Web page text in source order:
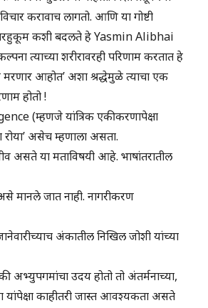
करावाच लागतो. आणि या गोष्टी
कशी बदलते हे Yasmin Alibhai
त्याच्या शरीरावरही परिणाम करतात हे
आहोत’ अशा श्रद्धेमुळे त्याचा एक
होतो !
(म्हणजे यांत्रिक एकीकरणापेक्षा
रोया’ असेच म्हणाला असता.
असते या मताविषयी आहे. भाषांतरातील
मानले जात नाही. नागरीकरण
अंकातील निखिल जोशी यांच्या
अभ्युपगमांचा उदय होतो तो अंतर्मनाच्या,
यांपेक्षा काहीतरी जास्त आवश्यकता असते